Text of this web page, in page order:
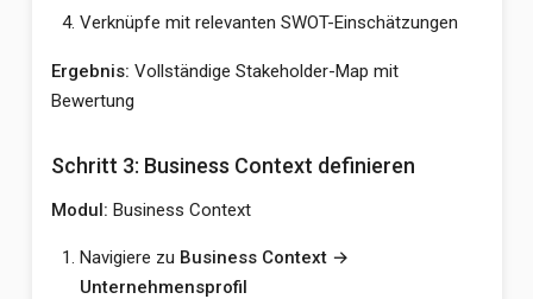
Verknüpfe mit relevanten SWOT-Einschätzungen
Ergebnis: Vollständige Stakeholder-Map mit
Bewertung
Schritt 3: Business Context definieren
Modul: Business Context
Navigiere zu Business Context →
Unternehmensprofil